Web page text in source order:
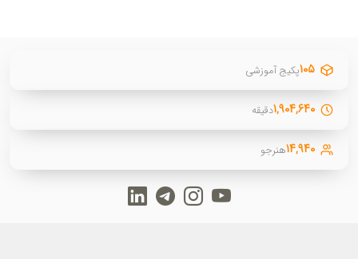
۱۰۵پکیج آموزشی
۱,۹۰۴,۶۴۰دقیقه
۱۴,۹۴۰هنرجو